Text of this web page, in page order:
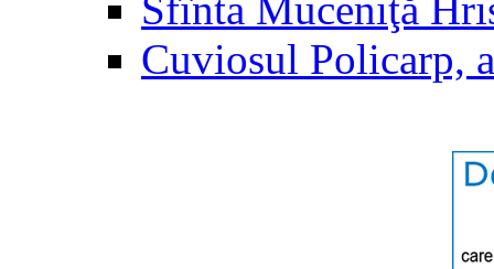
Sfînta Muceniţă
Cuviosul Policarp,